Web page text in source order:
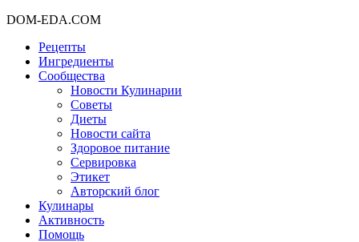
DOM-EDA.COM
Рецепты
Ингредиенты
Сообщества
Новости Кулинарии
Советы
Диеты
Новости сайта
Здоровое питание
Сервировка
Этикет
Авторский блог
Кулинары
Активность
Помощь